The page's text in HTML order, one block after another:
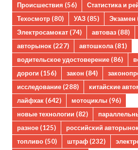
Происшествия (56) Статистика и
Техосмотр (80) УАЗ (85) Экзамен
Электросамокат (74) автоваз (88)
авторынок (227) автошкола (81)
водительское удостоверение (86)
дороги (156) закон (84)
исследование (288) китайские
лайфхак (642) мотоциклы (96)
новые технологии (82)
разное (125) российский
топливо (50) штраф (232)